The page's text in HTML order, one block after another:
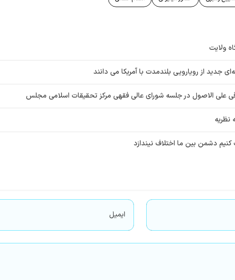
ولایت
جدید از رویارویی بلندمدت با آمریکا می دانند
علی الاصول در جلسه شورای عالی فقهی مرکز تحقیقات اسلامی مجلس
نظریه
دشمن بین ما اختلاف نیندازد